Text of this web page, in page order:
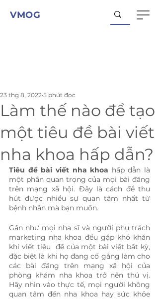
VMOG
Làm thế nào để tạo
một tiêu đề bài viết
nha khoa hấp dẫn?
23 thg 8, 2022 5 phút đọc
Tiêu đề bài viết nha khoa hấp dẫn là
một phần quan trọng của mọi bài đăng
trên mạng xã hội. Đây là cách để thu
hút được nhiều sự quan tâm nhất từ
bệnh nhân mà bạn muốn.
Gần như mọi nha sĩ và người phụ trách
marketing nha khoa đều gặp khó khăn
khi viết tiêu  đề của một bài viết bất kỳ,
đặc biệt là khi họ đang cố gắng làm cho
các bài đăng trên mạng xã hội của
phòng khám nha khoa trở nên thú vị.
Hãy nhìn vào thực tế, mọi người không
quan tâm đến nha khoa hay sức khỏe